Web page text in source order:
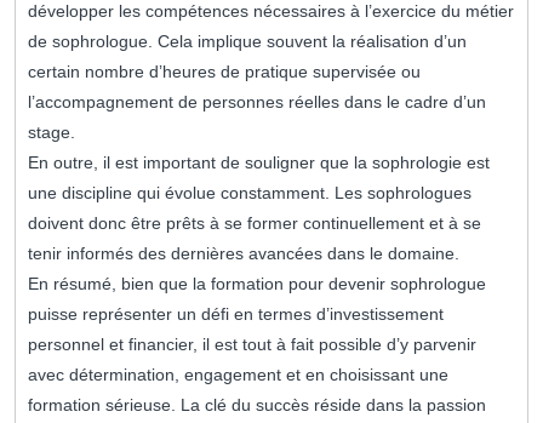
développer les compétences nécessaires à l’exercice du métier
de sophrologue. Cela implique souvent la réalisation d’un
certain nombre d’heures de pratique supervisée ou
l’accompagnement de personnes réelles dans le cadre d’un
stage.
En outre, il est important de souligner que la sophrologie est
une discipline qui évolue constamment. Les sophrologues
doivent donc être prêts à se former continuellement et à se
tenir informés des dernières avancées dans le domaine.
En résumé, bien que la formation pour devenir sophrologue
puisse représenter un défi en termes d’investissement
personnel et financier, il est tout à fait possible d’y parvenir
avec détermination, engagement et en choisissant une
formation sérieuse. La clé du succès réside dans la passion